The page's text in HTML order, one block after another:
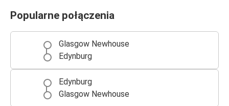
Popularne połączenia
Glasgow Newhouse
Edynburg
Edynburg
Glasgow Newhouse